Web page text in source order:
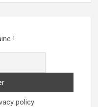
!
policy